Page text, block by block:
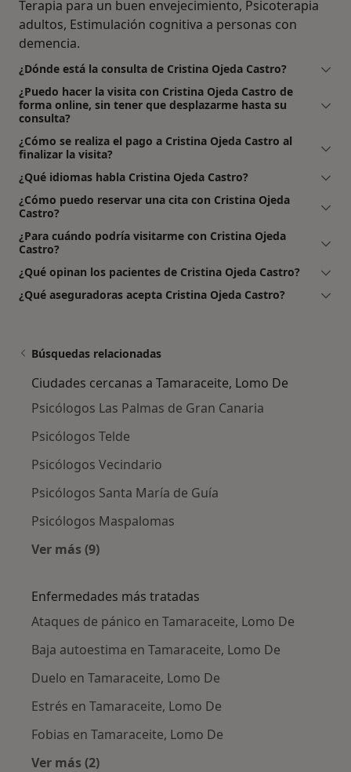
Terapia para un buen envejecimiento, Psicoterapia
adultos, Estimulación cognitiva a personas con
demencia.
¿Dónde está la consulta de Cristina Ojeda Castro?
¿Puedo hacer la visita con Cristina Ojeda Castro de
forma online, sin tener que desplazarme hasta su
consulta?
¿Cómo se realiza el pago a Cristina Ojeda Castro al
finalizar la visita?
¿Qué idiomas habla Cristina Ojeda Castro?
¿Cómo puedo reservar una cita con Cristina Ojeda
Castro?
¿Para cuándo podría visitarme con Cristina Ojeda
Castro?
¿Qué opinan los pacientes de Cristina Ojeda Castro?
¿Qué aseguradoras acepta Cristina Ojeda Castro?
Búsquedas relacionadas
Ciudades cercanas a Tamaraceite, Lomo De
Psicólogos Las Palmas de Gran Canaria
Psicólogos Telde
Psicólogos Vecindario
Psicólogos Santa María de Guía
Psicólogos Maspalomas
Ver más (9)
Enfermedades más tratadas
Ataques de pánico en Tamaraceite, Lomo De
Baja autoestima en Tamaraceite, Lomo De
Duelo en Tamaraceite, Lomo De
Estrés en Tamaraceite, Lomo De
Fobias en Tamaraceite, Lomo De
Ver más (2)